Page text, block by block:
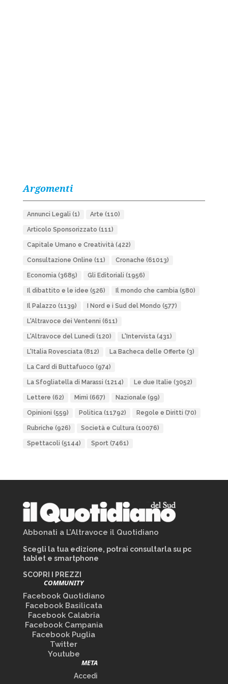
Argomenti
Annunci Legali (1) Arte (110)
Articolo Sponsorizzato (111)
Capitale Umano e Creatività(422)
Consultazione Online (11) Cronache (61013)
Economia(3685) Gli Editoriali (1956)
Il dibattito e le idee (526) Il mondo che cambia(580)
Il Palazzo (1139) I Nord e i Sud del Mondo (577)
L'Altravoce dei Ventenni (611)
L'Altravoce del Lunedì (120) L'Intervista(431)
L'Italia Rovesciata(812) La Bacheca delle Offerte (3)
La Card di Buttafuoco (974)
La Sfogliatella di Marassi (1214) Le due Italie (3052)
Lettere (62) Mimì (667) Nazionale (99)
Opinioni (559) Politica(11792) Regole e Diritti (70)
Rubriche (926) Società e Cultura(10076)
Spettacoli (5144) Sport (7461)
Abbonati a L’Altravoce il Quotidiano
Scegli la tua edizione, potrai consultarla su pc
tablet e smartphone
SCOPRI I PREZZI
COMMUNITY
Facebook Quotidiano
Facebook Basilicata
Facebook Calabria
Facebook Campania
Facebook Puglia
Twitter
Youtube
META
Accedi